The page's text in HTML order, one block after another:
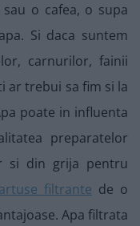
o cafea, o supa
Si daca suntem
carnurilor, fainii
ar trebui sa fim si la
poate in influenta
preparatelor
si din grija pentru
filtrante de o
Apa filtrata